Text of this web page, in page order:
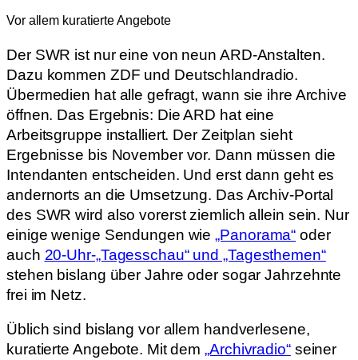
Vor allem kuratierte Angebote
Der SWR ist nur eine von neun ARD-Anstalten.
Dazu kommen ZDF und Deutschlandradio.
Übermedien hat alle gefragt, wann sie ihre Archive
öffnen. Das Ergebnis: Die ARD hat eine
Arbeitsgruppe installiert. Der Zeitplan sieht
Ergebnisse bis November vor. Dann müssen die
Intendanten entscheiden. Und erst dann geht es
andernorts an die Umsetzung. Das Archiv-Portal
des SWR wird also vorerst ziemlich allein sein. Nur
einige wenige Sendungen wie„Panorama“ oder
auch 20-Uhr-„Tagesschau“ und „Tagesthemen“
stehen bislang über Jahre oder sogar Jahrzehnte
frei im Netz.
Üblich sind bislang vor allem handverlesene,
kuratierte Angebote. Mit dem„Archivradio“seiner